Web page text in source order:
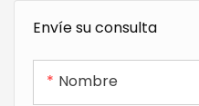
Envíe su consulta
Nombre